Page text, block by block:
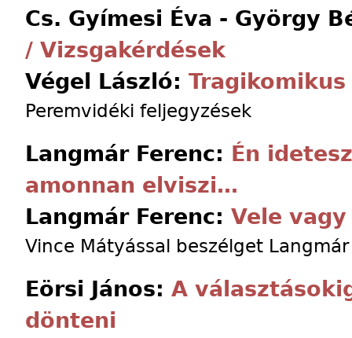
Cs. Gyímesi Éva - György
/ Vizsgakérdések
Végel László:
Peremvidéki feljegyzések
Langmár Ferenc: Én
amonnan elviszi…
Langmár Ferenc: Vele
Vince Mátyással beszélget Langmár
Eörsi János: A
dönteni